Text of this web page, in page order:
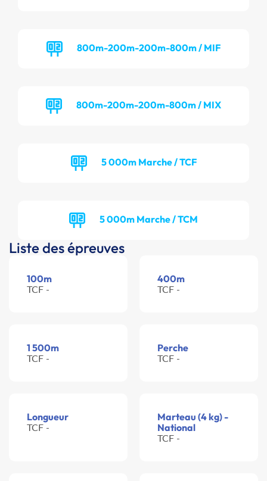
800m-200m-200m-800m / MIF
800m-200m-200m-800m / MIX
5 000m Marche / TCF
5 000m Marche / TCM
Liste des épreuves
100m
TCF -
400m
TCF -
1 500m
TCF -
Perche
TCF -
Longueur
TCF -
Marteau (4 kg) -
National
TCF -